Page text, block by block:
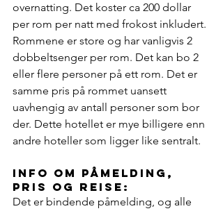
overnatting. Det koster ca 200 dollar
per rom per natt med frokost inkludert.
Rommene er store og har vanligvis 2
dobbeltsenger per rom. Det kan bo 2
eller flere personer på ett rom. Det er
samme pris på rommet uansett
uavhengig av antall personer som bor
der. Dette hotellet er mye billigere enn
andre hoteller som ligger like sentralt.
info om Påmelding,
pris og reise:
Det er bindende påmelding, og alle